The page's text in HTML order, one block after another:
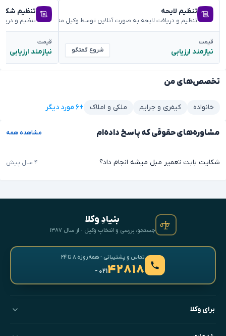
تخصص‌های من
خانواده کیفری و جرایم ملکی و املاک +۶ مورد دیگر
تنظیم لایحه
تنظیم و دریافت لایحه به صورت آنلاین توسط وکیل متخصص
قیمت
نیازمند ارزیابی شروع گفتگو
تنظیم
تنظیم و
قیمت
نیازمند ارزیابی
مشاوره‌های حقوقی که پاسخ داده‌ام مشاهده همه
شکایت بابت تعمیر مبل میشه انجام داد؟ ۴ سال پیش
بنیادِ وکلا
جستجو، بررسی و انتخابِ وکیل · از سال ۱۳۸۷
تماس و پشتیبانی · همه‌روزه ۸ تا ۲۴
۴۲۸۱۸- ۰۲۱
برای وکلا